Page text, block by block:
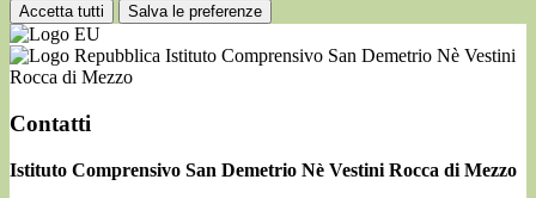
Accetta tutti Salva le preferenze
Istituto Comprensivo San Demetrio Nè Vestini
Rocca di Mezzo
Contatti
Istituto Comprensivo San Demetrio Nè Vestini Rocca di Mezzo